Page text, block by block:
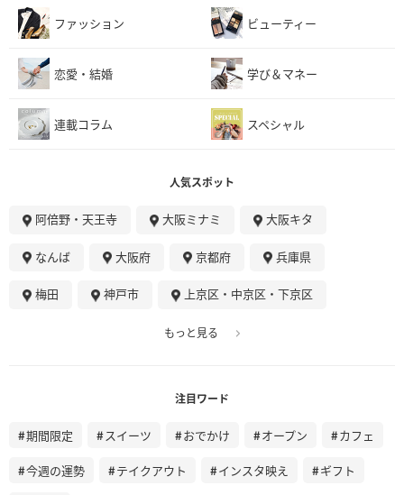
ファッション ビューティー
恋愛・結婚 学び＆マネー
連載コラム スペシャル
人気スポット
阿倍野・天王寺 大阪ミナミ 大阪キタ
なんば 大阪府 京都府 兵庫県
梅田 神戸市 上京区・中京区・下京区
もっと見る
注目ワード
期間限定 スイーツ おでかけ オープン カフェ
今週の運勢 テイクアウト インスタ映え ギフト